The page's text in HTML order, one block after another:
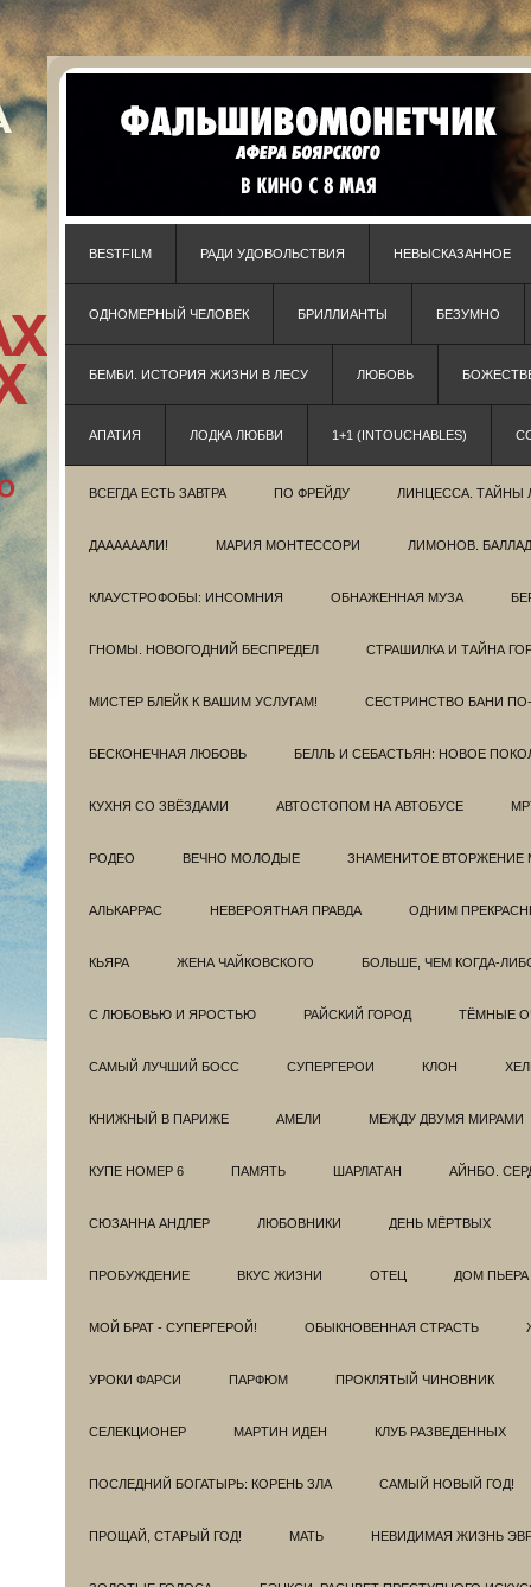
BESTFILM РАДИ УДОВОЛЬСТВИЯ НЕВЫСКАЗАННОЕ
ОДНОМЕРНЫЙ ЧЕЛОВЕК БРИЛЛИАНТЫ БЕЗУМНО
БЕМБИ. ИСТОРИЯ ЖИЗНИ В ЛЕСУ ЛЮБОВЬ
АПАТИЯ ЛОДКА ЛЮБВИ 1+1 (INTOUCHABLES)
ВСЕГДА ЕСТЬ ЗАВТРА ПО ФРЕЙДУ ЛИНЦЕССА. ТАЙНЫ
ДААААААЛИ! МАРИЯ МОНТЕССОРИ ЛИМОНОВ.
КЛАУСТРОФОБЫ: ИНСОМНИЯ ОБНАЖЕННАЯ МУЗА
ГНОМЫ. НОВОГОДНИЙ БЕСПРЕДЕЛ СТРАШИЛКА И ТАЙНА
МИСТЕР БЛЕЙК К ВАШИМ УСЛУГАМ! СЕСТРИНСТВО БАНИ
БЕСКОНЕЧНАЯ ЛЮБОВЬ БЕЛЛЬ И СЕБАСТЬЯН: НОВОЕ
КУХНЯ СО ЗВЁЗДАМИ АВТОСТОПОМ НА АВТОБУСЕ
РОДЕО ВЕЧНО МОЛОДЫЕ ЗНАМЕНИТОЕ ВТОРЖЕНИЕ
АЛЬКАРРАС НЕВЕРОЯТНАЯ ПРАВДА ОДНИМ
КЬЯРА ЖЕНА ЧАЙКОВСКОГО БОЛЬШЕ, ЧЕМ КОГДА-
С ЛЮБОВЬЮ И ЯРОСТЬЮ РАЙСКИЙ ГОРОД ТЁМНЫЕ
САМЫЙ ЛУЧШИЙ БОСС СУПЕРГЕРОИ КЛОН
КНИЖНЫЙ В ПАРИЖЕ АМЕЛИ МЕЖДУ ДВУМЯ МИРАМИ
КУПЕ НОМЕР 6 ПАМЯТЬ ШАРЛАТАН АЙНБО.
СЮЗАННА АНДЛЕР ЛЮБОВНИКИ ДЕНЬ МЁРТВЫХ
ПРОБУЖДЕНИЕ ВКУС ЖИЗНИ ОТЕЦ ДОМ ПЬЕРА
МОЙ БРАТ - СУПЕРГЕРОЙ! ОБЫКНОВЕННАЯ СТРАСТЬ
УРОКИ ФАРСИ ПАРФЮМ ПРОКЛЯТЫЙ ЧИНОВНИК
СЕЛЕКЦИОНЕР МАРТИН ИДЕН КЛУБ РАЗВЕДEННЫХ
ПОСЛЕДНИЙ БОГАТЫРЬ: КОРЕНЬ ЗЛА САМЫЙ НОВЫЙ ГОД!
ПРОЩАЙ, СТАРЫЙ ГОД! МАТЬ НЕВИДИМАЯ ЖИЗНЬ